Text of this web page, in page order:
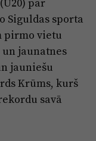
politika
noteikumi
par
Siguldas sporta
pirmo vietu
jaunatnes
jauniešu
Krūms, kurš
savā